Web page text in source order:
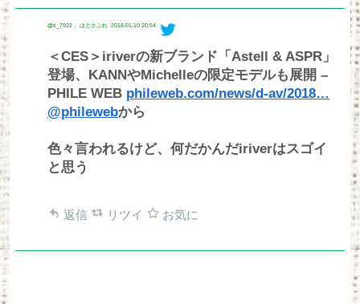
@s_7922： はとさぶれ 2018-01-10 20:54
＜CES＞iriverの新ブランド「Astell & ASPR」
登場、KANNやMichelleの限定モデルも展開 –
PHILE WEB phileweb.com/news/d-av/2018…
@philewebから
色々言われるけど、何だかんだiriverはスゴイ
と思う
返信 リツイ お気に